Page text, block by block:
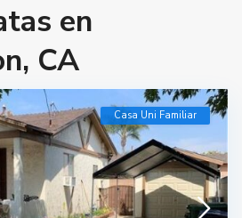
en
CA
Casa Uni Familiar